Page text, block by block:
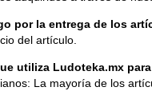
por la entrega de los
del artículo.
utiliza Ludoteka.mx
La mayoría de los